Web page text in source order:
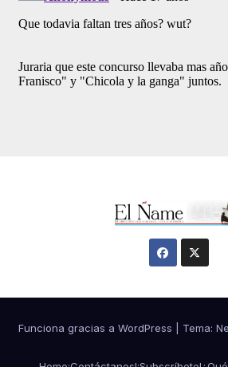
Funciona gracias a WordPress Tema: